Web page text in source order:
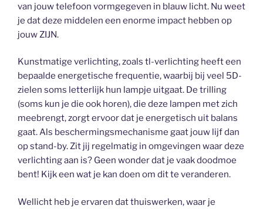
van jouw telefoon vormgegeven in blauw licht. Nu weet
je dat deze middelen een enorme impact hebben op
jouw ZIJN.
Kunstmatige verlichting, zoals tl-verlichting heeft een
bepaalde energetische frequentie, waarbij bij veel 5D-
zielen soms letterlijk hun lampje uitgaat. De trilling
(soms kun je die ook horen), die deze lampen met zich
meebrengt, zorgt ervoor dat je energetisch uit balans
gaat. Als beschermingsmechanisme gaat jouw lijf dan
op stand-by. Zit jij regelmatig in omgevingen waar deze
verlichting aan is? Geen wonder dat je vaak doodmoe
bent! Kijk een wat je kan doen om dit te veranderen.
Wellicht heb je ervaren dat thuiswerken, waar je